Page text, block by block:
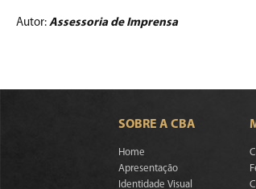
Autor: Assessoria de Imprensa
SOBRE A CBA
Home
Apresentação
Identidade Visual